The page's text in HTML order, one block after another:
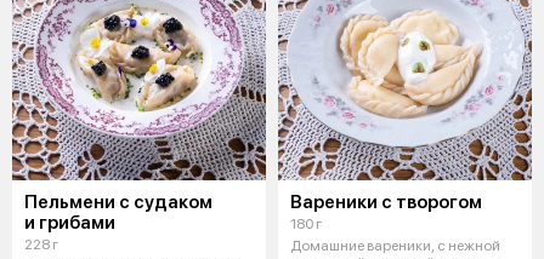
Пельмени с судаком
и грибами
228 г
Вареники с творогом
180 г
Домашние вареники, с нежной